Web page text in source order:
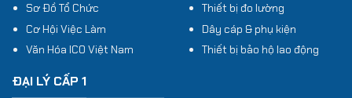
Sơ Đồ Tổ Chức
Cơ Hội Việc Làm
Văn Hóa ICO Việt Nam
Thiết bị đo lường
Dây cáp & phụ kiện
Thiết bị bảo hộ lao động
ĐẠI LÝ CẤP 1